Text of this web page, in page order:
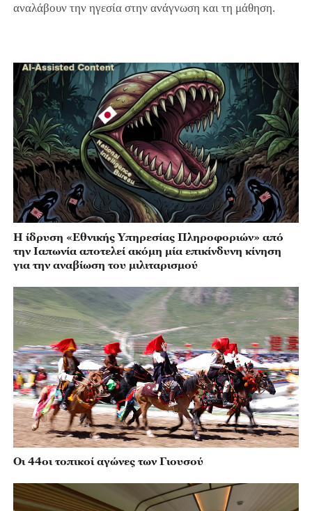
αναλάβουν την ηγεσία στην ανάγνωση και τη μάθηση.
Η ίδρυση «Εθνικής Υπηρεσίας Πληροφοριών» από
την Ιαπωνία αποτελεί ακόμη μία επικίνδυνη κίνηση
για την αναβίωση του μιλιταρισμού
Οι 44οι τοπικοί αγώνες των Γιουσού